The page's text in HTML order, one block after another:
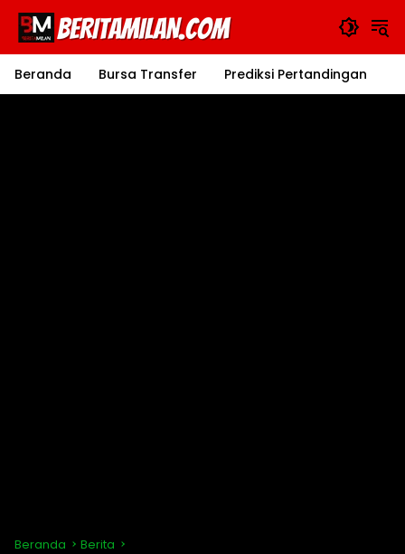
Langsung
konten
Beranda
Bursa Transfer Prediksi Pertandingan
Beranda Berita